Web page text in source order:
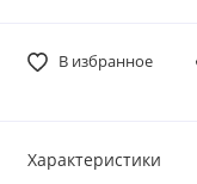
В избранное
Характеристики